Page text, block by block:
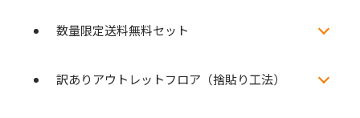
数量限定送料無料セット
訳ありアウトレットフロア（捨貼り工法）